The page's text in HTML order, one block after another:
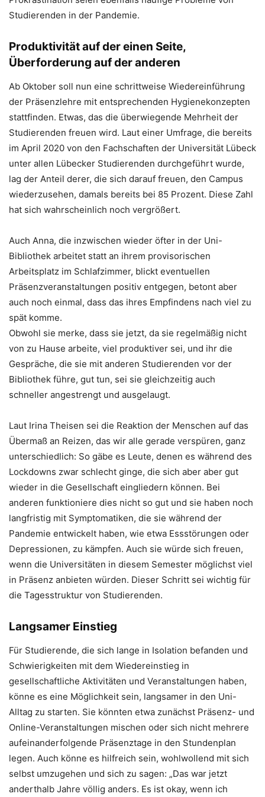
Studierenden in der Pandemie.
Produktivität auf der einen Seite,
Überforderung auf der anderen
Ab Oktober soll nun eine schrittweise Wiedereinführung
der Präsenzlehre mit entsprechenden Hygienekonzepten
stattfinden. Etwas, das die überwiegende Mehrheit der
Studierenden freuen wird. Laut einer Umfrage, die bereits
im April 2020 von den Fachschaften der Universität Lübeck
unter allen Lübecker Studierenden durchgeführt wurde,
lag der Anteil derer, die sich darauf freuen, den Campus
wiederzusehen, damals bereits bei 85 Prozent. Diese Zahl
hat sich wahrscheinlich noch vergrößert.
Auch Anna, die inzwischen wieder öfter in der Uni-
Bibliothek arbeitet statt an ihrem provisorischen
Arbeitsplatz im Schlafzimmer, blickt eventuellen
Präsenzveranstaltungen positiv entgegen, betont aber
auch noch einmal, dass das ihres Empfindens nach viel zu
spät komme.
Obwohl sie merke, dass sie jetzt, da sie regelmäßig nicht
von zu Hause arbeite, viel produktiver sei, und ihr die
Gespräche, die sie mit anderen Studierenden vor der
Bibliothek führe, gut tun, sei sie gleichzeitig auch
schneller angestrengt und ausgelaugt.
Laut Irina Theisen sei die Reaktion der Menschen auf das
Übermaß an Reizen, das wir alle gerade verspüren, ganz
unterschiedlich: So gäbe es Leute, denen es während des
Lockdowns zwar schlecht ginge, die sich aber aber gut
wieder in die Gesellschaft eingliedern können. Bei
anderen funktioniere dies nicht so gut und sie haben noch
langfristig mit Symptomatiken, die sie während der
Pandemie entwickelt haben, wie etwa Essstörungen oder
Depressionen, zu kämpfen. Auch sie würde sich freuen,
wenn die Universitäten in diesem Semester möglichst viel
in Präsenz anbieten würden. Dieser Schritt sei wichtig für
die Tagesstruktur von Studierenden.
Langsamer Einstieg
Für Studierende, die sich lange in Isolation befanden und
Schwierigkeiten mit dem Wiedereinstieg in
gesellschaftliche Aktivitäten und Veranstaltungen haben,
könne es eine Möglichkeit sein, langsamer in den Uni-
Alltag zu starten. Sie könnten etwa zunächst Präsenz- und
Online-Veranstaltungen mischen oder sich nicht mehrere
aufeinanderfolgende Präsenztage in den Stundenplan
legen. Auch könne es hilfreich sein, wohlwollend mit sich
selbst umzugehen und sich zu sagen: „Das war jetzt
anderthalb Jahre völlig anders. Es ist okay, wenn ich